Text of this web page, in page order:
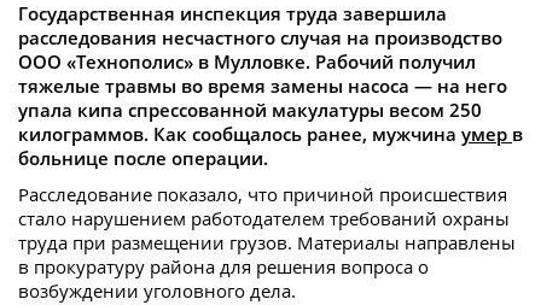
Государственная инспекция труда завершила
расследования несчастного случая на производство
ООО «Технополис» в Мулловке. Рабочий получил
тяжелые травмы во время замены насоса — на него
упала кипа спрессованной макулатуры весом 250
килограммов. Как сообщалось ранее, мужчина умер в
больнице после операции.
Расследование показало, что причиной происшествия
стало нарушением работодателем требований охраны
труда при размещении грузов. Материалы направлены
в прокуратуру района для решения вопроса о
возбуждении уголовного дела.